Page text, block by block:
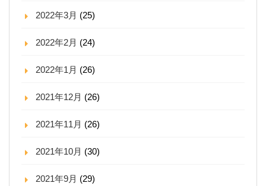
2022年3月 (25)
2022年2月 (24)
2022年1月 (26)
2021年12月 (26)
2021年11月 (26)
2021年10月 (30)
2021年9月 (29)